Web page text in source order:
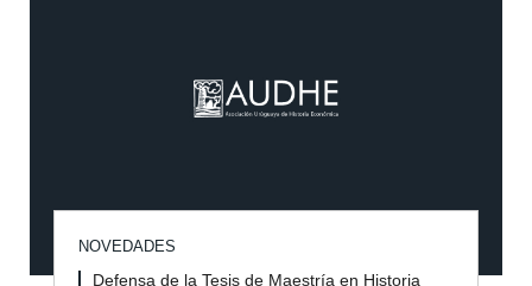
NOVEDADES
Defensa de la Tesis de Maestría en Historia